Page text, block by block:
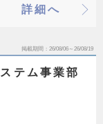
詳細へ
掲載期間 26/08/06～26/08/19
テム事業部